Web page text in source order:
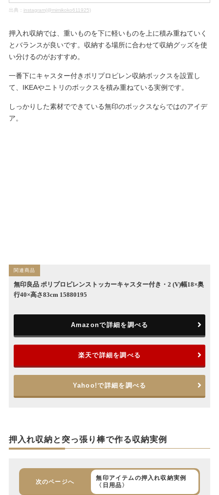
出典： instagram(@mimikoko611925)
押入れ収納では、重いものを下に軽いものを上に積み重ねていく
とバランスが良いです。収納する場所に合わせて収納グッズを使
い分けるのがおすすめ。
一番下にキャスター付きポリプロピレン収納ボックスを設置し
て、IKEAやニトリのボックスを積み重ねている実例です。
しっかりした素材でできている無印のボックスならではのアイデ
ア。
無印良品 ポリプロピレンストッカーキャスター付き・2 (V)幅18×奥
行40×高さ83cm 15880195
Amazonで詳細を調べる
楽天で詳細を調べる
Yahoo!で詳細を調べる
押入れ収納と突っ張り棒で作る収納実例
次のページへ
無印アイテムの押入れ収納実例
〈日用品〉